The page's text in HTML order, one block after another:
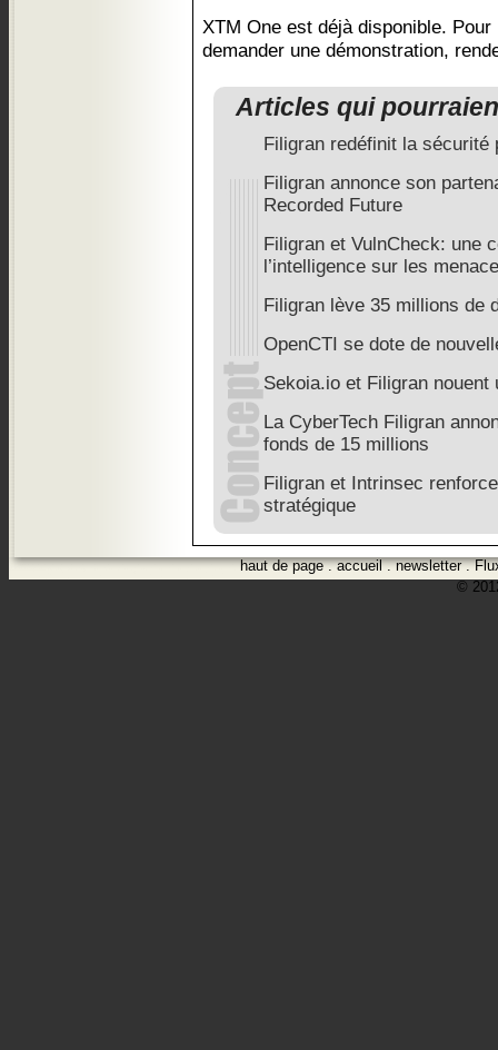
XTM One est déjà disponible. Pour
demander une démonstration,
Articles qui
Filigran redéfinit la sécurité
Filigran annonce son
Recorded Future
Filigran et VulnCheck: une
l’intelligence sur les
Filigran lève 35 millions de
OpenCTI se dote de
Sekoia.io et Filigran
La CyberTech Filigran
fonds de 15 millions
Filigran et Intrinsec
stratégique
haut de page.accueil.newsletter.
©